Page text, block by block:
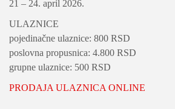
21 – 24. april 2026.
ULAZNICE
pojedinačne ulaznice: 800 RSD
poslovna propusnica: 4.800 RSD
grupne ulaznice: 500 RSD
PRODAJA ULAZNICA ONLINE